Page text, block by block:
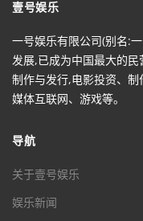
壹号娱乐
一号娱乐有限公司(别名:
发展,已成为中国最大的
制作与发行,电影投资、
媒体互联网、游戏等。
导航
关于壹号娱乐
娱乐新闻